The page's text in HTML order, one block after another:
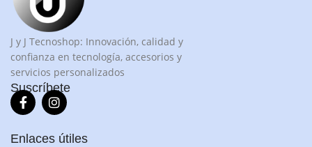
J y J Tecnoshop: Innovación, calidad y
confianza en tecnología, accesorios y
servicios personalizados
Suscríbete
Enlaces útiles